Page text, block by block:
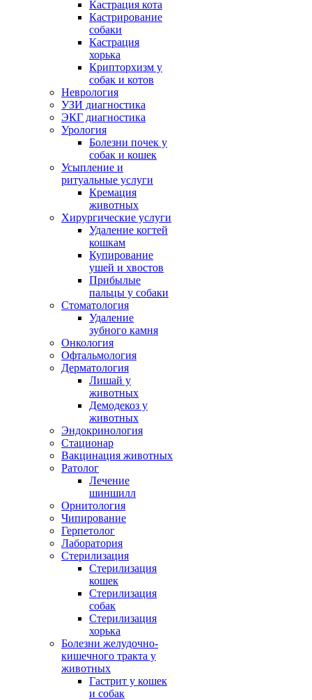
Кастрация кота
Кастрирование
собаки
Кастрация
хорька
Крипторхизм у
собак и котов
Неврология
УЗИ диагностика
ЭКГ диагностика
Урология
Болезни почек у
собак и кошек
Усыпление и
ритуальные услуги
Кремация
животных
Хирургические услуги
Удаление когтей
кошкам
Купирование
ушей и хвостов
Прибылые
пальцы у собаки
Стоматология
Удаление
зубного камня
Онкология
Офтальмология
Дерматология
Лишай у
животных
Демодекоз у
животных
Эндокринология
Стационар
Вакцинация животных
Ратолог
Лечение
шиншилл
Орнитология
Чипирование
Герпетолог
Лаборатория
Стерилизация
Стерилизация
кошек
Стерилизация
собак
Стерилизация
хорька
Болезни желудочно-
кишечного тракта у
животных
Гастрит у кошек
и собак